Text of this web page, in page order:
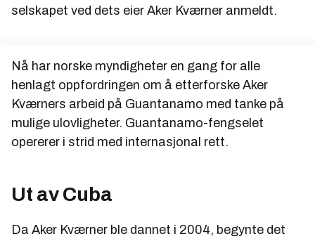
selskapet ved dets eier Aker Kværner anmeldt.
Nå har norske myndigheter en gang for alle
henlagt oppfordringen om å etterforske Aker
Kværners arbeid på Guantanamo med tanke på
mulige ulovligheter. Guantanamo-fengselet
opererer i strid med internasjonal rett.
Ut av Cuba
Da Aker Kværner ble dannet i 2004, begynte det